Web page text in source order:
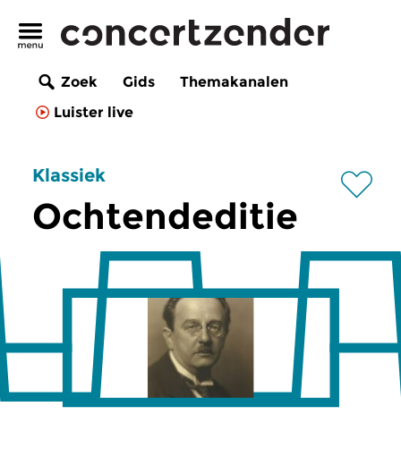
Zoek Gids
Themakanalen
Luister live
Klassiek
Ochtendeditie